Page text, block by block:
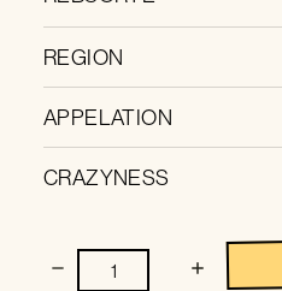
REGION
APPELATION
CRAZYNESS